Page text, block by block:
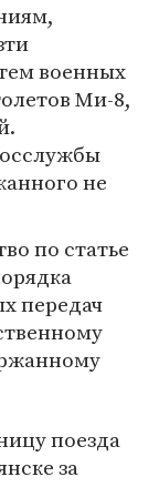
военных
Ми-8,
не
по статье
передач
поезда
за